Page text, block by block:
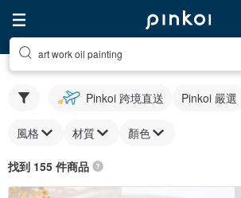
art work oil painting
Pinkoi 跨境直送 Pinkoi 嚴選
風格 材質 顏色
找到 155 件商品